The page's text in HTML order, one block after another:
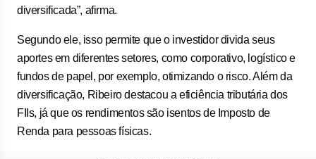
diversificada”, afirma.
Segundo ele, isso permite que o investidor divida seus
aportes em diferentes setores, como corporativo, logístico e
fundos de papel, por exemplo, otimizando o risco. Além da
diversificação, Ribeiro destacou a eficiência tributária dos
FIIs, já que os rendimentos são isentos de Imposto de
Renda para pessoas físicas.